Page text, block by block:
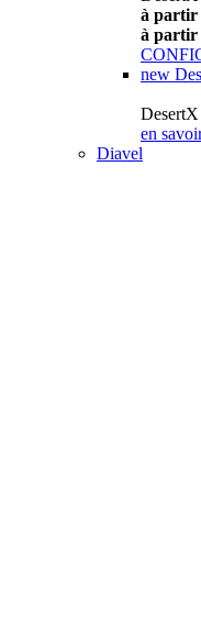
à partir
à partir
new
en
Diavel